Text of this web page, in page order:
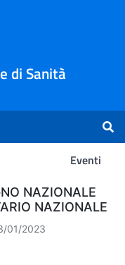
di Sanità
Eventi
NAZIONALE
NAZIONALE
01/2023